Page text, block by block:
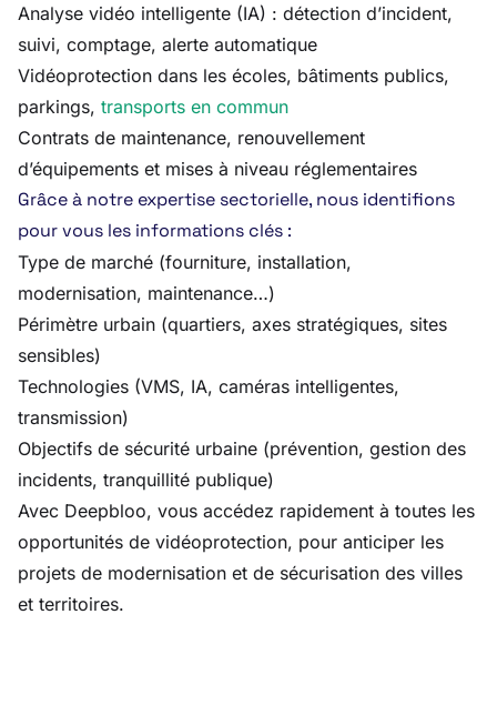
Analyse vidéo intelligente (IA) : détection d’incident,
suivi, comptage, alerte automatique
Vidéoprotection dans les écoles, bâtiments publics,
parkings, transports en commun
Contrats de maintenance, renouvellement
d’équipements et mises à niveau réglementaires
Grâce à notre expertise sectorielle, nous identifions
pour vous les informations clés :
Type de marché (fourniture, installation,
modernisation, maintenance…)
Périmètre urbain (quartiers, axes stratégiques, sites
sensibles)
Technologies (VMS, IA, caméras intelligentes,
transmission)
Objectifs de sécurité urbaine (prévention, gestion des
incidents, tranquillité publique)
Avec Deepbloo, vous accédez rapidement à toutes les
opportunités de vidéoprotection, pour anticiper les
projets de modernisation et de sécurisation des villes
et territoires.